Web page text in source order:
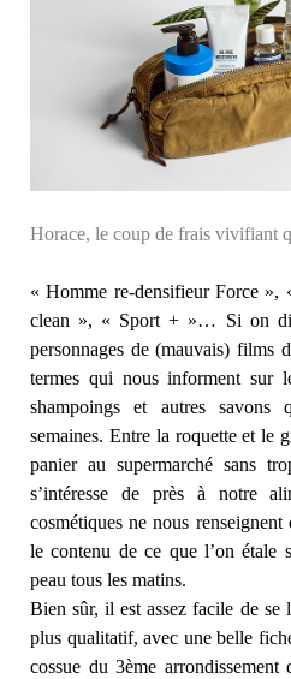
Horace, le coup de frais vivifiant
« Homme re-densifieur Force
clean », « Sport + »… Si on
personnages de (mauvais) films
termes qui nous informent sur
shampoings et autres savons
semaines. Entre la roquette et le
panier au supermarché sans
s’intéresse de près à notre
cosmétiques ne nous
le contenu de ce que l’on étale
peau tous les matins.
Bien sûr, il est assez facile de se
plus qualitatif, avec une belle
cossue du 3ème